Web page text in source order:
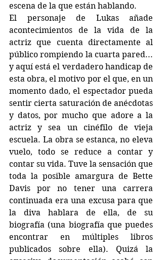
escena de la que están hablando.
El personaje de Lukas añade
acontecimientos de la vida de la
actriz que cuenta directamente al
público rompiendo la cuarta pared...
y aquí está el verdadero handicap de
esta obra, el motivo por el que, en un
momento dado, el espectador pueda
sentir cierta saturación de anécdotas
y datos, por mucho que adore a la
actriz y sea un cinéfilo de vieja
escuela. La obra se estanca, no eleva
vuelo, todo se reduce a contar y
contar su vida. Tuve la sensación que
toda la posible amargura de Bette
Davis por no tener una carrera
continuada era una excusa para que
la diva hablara de ella, de su
biografía (una biografía que puedes
encontrar en múltiples libros
publicados sobre ella). Quizá la